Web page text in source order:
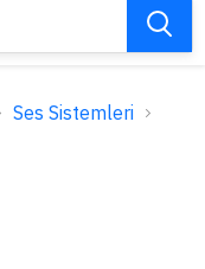
Ses Sistemleri